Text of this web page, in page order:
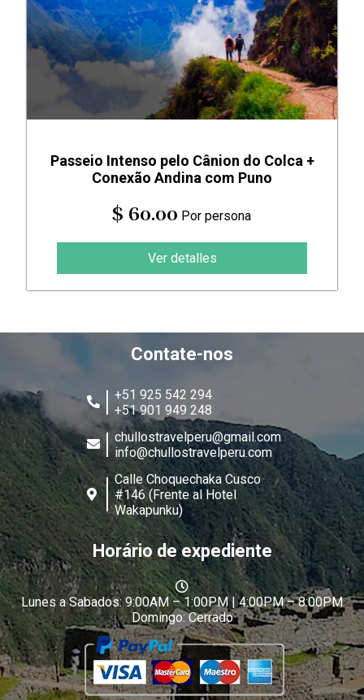
Passeio Intenso pelo Cânion do Colca +
Conexão Andina com Puno
$ 60.00 Por persona
Ver detalles
Contate-nos
+51 925 542 294
+51 901 949 248
chullostravelperu@gmail.com
info@chullostravelperu.com
Calle Choquechaka Cusco
#146 (Frente al Hotel
Wakapunku)
Horário de expediente
Lunes a Sabados: 9:00AM – 1:00PM | 4:00PM – 8:00PM
Domingo: Cerrado